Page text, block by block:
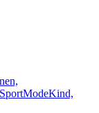
SportModeKind,